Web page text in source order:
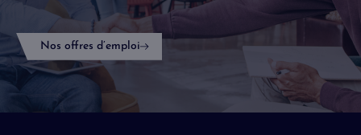
Nos offres d’emploi